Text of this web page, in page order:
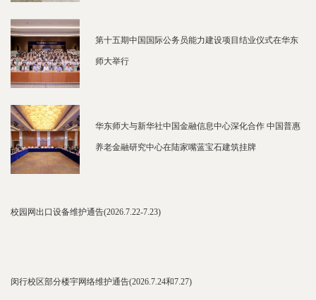
第十五期中国国际公务员能力建设项目结业仪式在华东
师大举行
华东师大与新华社中国金融信息中心深化合作 中国普惠
养老金融研究中心在陆家嘴蓝宝石建筑挂牌
校园网出口设备维护通告(2026.7.22-7.23)
闵行校区部分楼宇网络维护通告(2026.7.24和7.27)